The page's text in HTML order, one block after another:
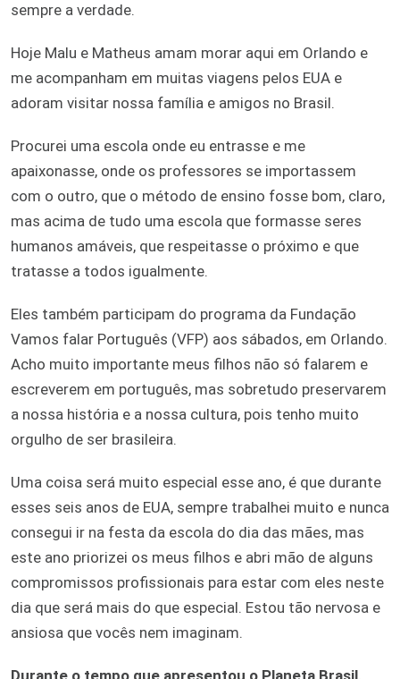
sempre a verdade.
Hoje Malu e Matheus amam morar aqui em Orlando e
me acompanham em muitas viagens pelos EUA e
adoram visitar nossa família e amigos no Brasil.
Procurei uma escola onde eu entrasse e me
apaixonasse, onde os professores se importassem
com o outro, que o método de ensino fosse bom, claro,
mas acima de tudo uma escola que formasse seres
humanos amáveis, que respeitasse o próximo e que
tratasse a todos igualmente.
Eles também participam do programa da Fundação
Vamos falar Português (VFP) aos sábados, em Orlando.
Acho muito importante meus filhos não só falarem e
escreverem em português, mas sobretudo preservarem
a nossa história e a nossa cultura, pois tenho muito
orgulho de ser brasileira.
Uma coisa será muito especial esse ano, é que durante
esses seis anos de EUA, sempre trabalhei muito e nunca
consegui ir na festa da escola do dia das mães, mas
este ano priorizei os meus filhos e abri mão de alguns
compromissos profissionais para estar com eles neste
dia que será mais do que especial. Estou tão nervosa e
ansiosa que vocês nem imaginam.